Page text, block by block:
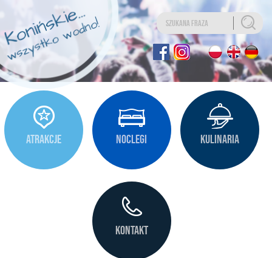
Uwaga:
Ta
strona
internetowa
zawiera
system
ułatwień
dostępu.
ATRAKCJE NOCLEGI KULINARIA
KONTAKT